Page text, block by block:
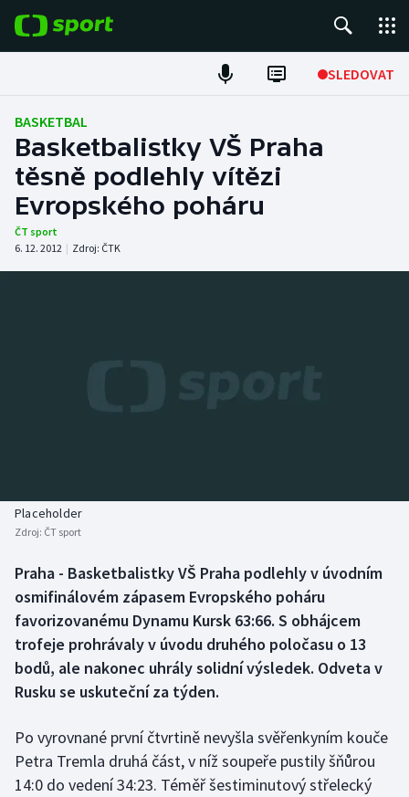
SLEDOVAT
Fotbal
Hokej
Tenis
Atletika
Biatlon
Box
Curling
Dostihy
Futsal
Aplikace ČT sport
BASKETBAL
Basketbalistky VŠ Praha
těsně podlehly vítězi
Evropského poháru
ČT sport
6. 12. 2012 | Zdroj: ČTK
Placeholder
Zdroj: ČT sport
Praha - Basketbalistky VŠ Praha podlehly v úvodním
osmifinálovém zápasem Evropského poháru
favorizovanému Dynamu Kursk 63:66. S obhájcem
trofeje prohrávaly v úvodu druhého poločasu o 13
bodů, ale nakonec uhrály solidní výsledek. Odveta v
Rusku se uskuteční za týden.
Po vyrovnané první čtvrtině nevyšla svěřenkyním kouče
Petra Tremla druhá část, v níž soupeře pustily šňůrou
14:0 do vedení 34:23. Téměř šestiminutový střelecký